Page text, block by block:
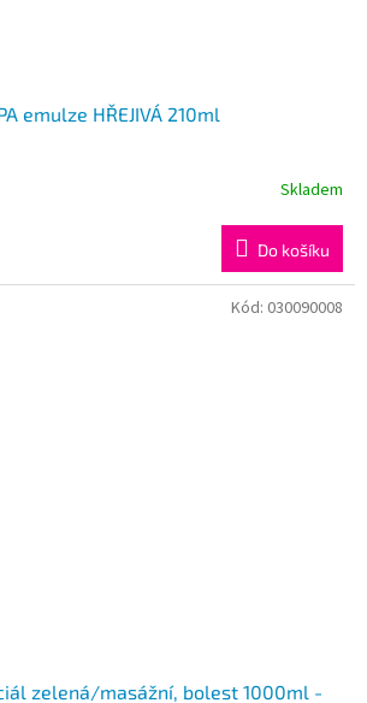
emulze HŘEJIVÁ 210ml
Skladem
Do košíku
zelená/masážní, bolest 1000ml -
Kód: 030090008